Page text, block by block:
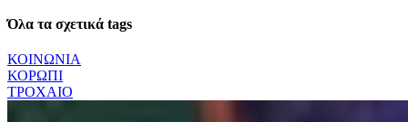
Όλα τα σχετικά tags
ΚΟΙΝΩΝΙΑ
ΚΟΡΩΠΙ
ΤΡΟΧΑΙΟ